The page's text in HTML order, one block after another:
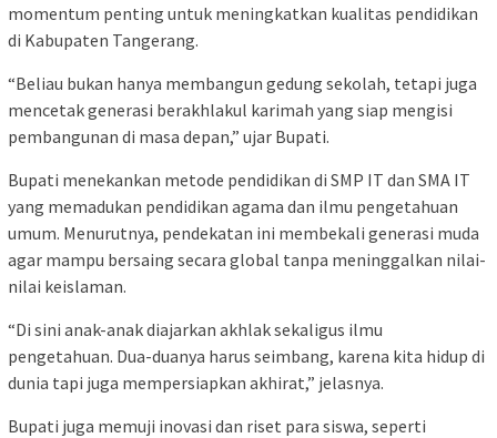
momentum penting untuk meningkatkan kualitas pendidikan
di Kabupaten Tangerang.
“Beliau bukan hanya membangun gedung sekolah, tetapi juga
mencetak generasi berakhlakul karimah yang siap mengisi
pembangunan di masa depan,” ujar Bupati.
Bupati menekankan metode pendidikan di SMP IT dan SMA IT
yang memadukan pendidikan agama dan ilmu pengetahuan
umum. Menurutnya, pendekatan ini membekali generasi muda
agar mampu bersaing secara global tanpa meninggalkan nilai-
nilai keislaman.
“Di sini anak-anak diajarkan akhlak sekaligus ilmu
pengetahuan. Dua-duanya harus seimbang, karena kita hidup di
dunia tapi juga mempersiapkan akhirat,” jelasnya.
Bupati juga memuji inovasi dan riset para siswa, seperti